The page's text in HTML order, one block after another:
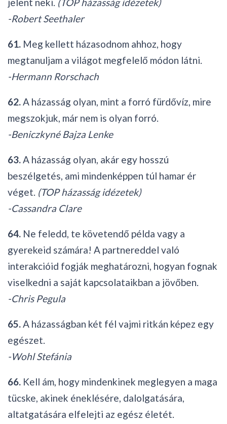
jelent neki. (TOP házasság idézetek)
-Robert Seethaler
61. Meg kellett házasodnom ahhoz, hogy
megtanuljam a világot megfelelő módon látni.
-Hermann Rorschach
62.A házasság olyan, mint a forró fürdővíz, mire
megszokjuk, már nem is olyan forró.
-Beniczkyné Bajza Lenke
63.A házasság olyan, akár egy hosszú
beszélgetés, ami mindenképpen túl hamar ér
véget. (TOP házasság idézetek)
-Cassandra Clare
64. Ne feledd, te követendő példa vagy a
gyerekeid számára! A partnereddel való
interakcióid fogják meghatározni, hogyan fognak
viselkedni a saját kapcsolataikban a jövőben.
-Chris Pegula
65.A házasságban két fél vajmi ritkán képez egy
egészet.
-Wohl Stefánia
66. Kell ám, hogy mindenkinek meglegyen a maga
tücske, akinek éneklésére, dalolgatására,
altatgatására elfelejti az egész életét.